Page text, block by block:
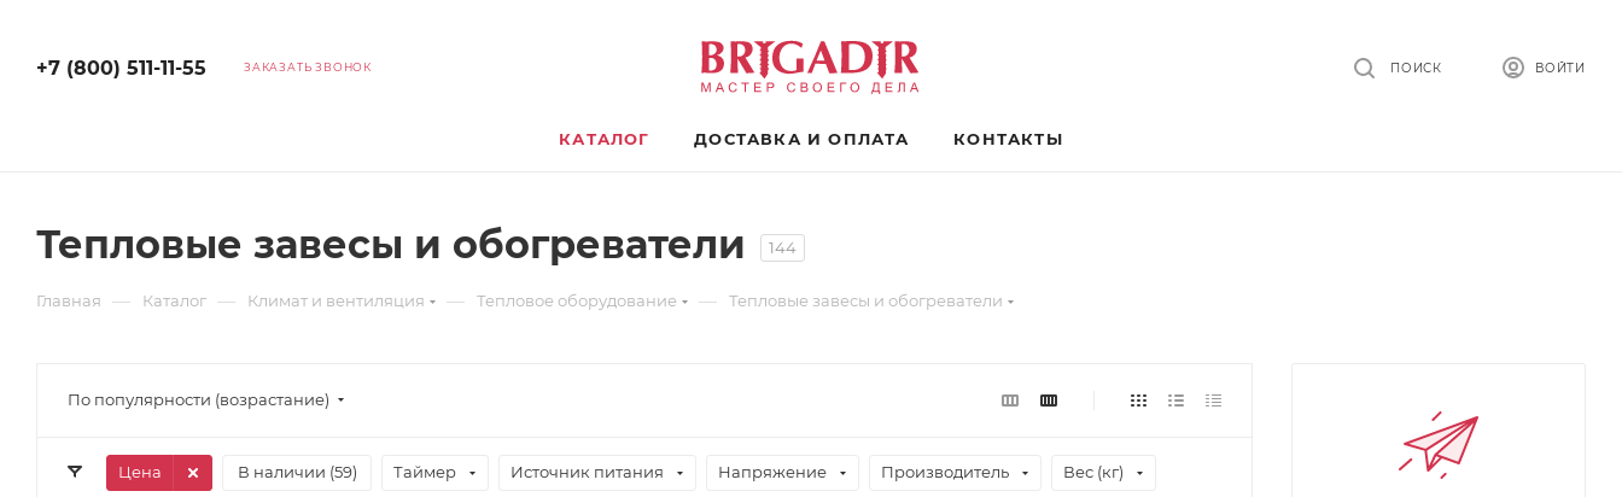
+7 (800) 511-11-55 ЗАКАЗАТЬ ЗВОНОК ВОЙТИ
ПОИСК
КАТАЛОГ ДОСТАВКА И ОПЛАТА КОНТАКТЫ
Тепловые завесы и обогреватели 144
Главная — Каталог — Климат и вентиляция — Тепловое оборудование — Тепловые завесы и обогреватели
По популярности (возрастание)
Цена В наличии (59) Таймер Источник питания Напряжение Производитель Вес (кг)